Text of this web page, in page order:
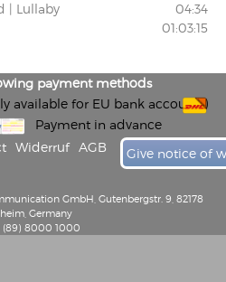
| Lullaby
04:34
01:03:15
payment methods
available for EU bank accounts)
Payment in advance
Widerruf AGB Give notice of
GmbH, Gutenbergstr. 9, 82178
Germany
(89) 8000 1000